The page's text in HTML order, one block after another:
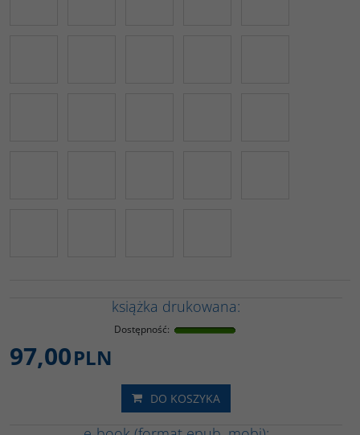
książka drukowana:
Dostępność:
97,00PLN
DO KOSZYKA